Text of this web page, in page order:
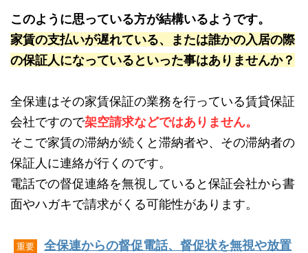
このように思っている方が結構いるようです。
家賃の支払いが遅れている、または誰かの入居の際
の保証人になっているといった事はありませんか？
全保連はその家賃保証の業務を行っている賃貸保証
会社ですので架空請求などではありません。
そこで家賃の滞納が続くと滞納者や、その滞納者の
保証人に連絡が行くのです。
電話での督促連絡を無視していると保証会社から書
面やハガキで請求がくる可能性があります。
重要
全保連からの督促電話、督促状を無視や放置